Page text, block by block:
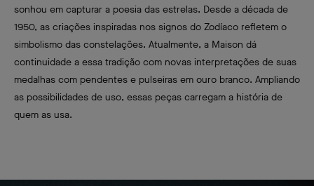
sonhou em capturar a poesia das estrelas. Desde a década de
1950, as criações inspiradas nos signos do Zodíaco refletem o
simbolismo das constelações. Atualmente, a Maison dá
continuidade a essa tradição com novas interpretações de suas
medalhas com pendentes e pulseiras em ouro branco. Ampliando
as possibilidades de uso, essas peças carregam a história de
quem as usa.